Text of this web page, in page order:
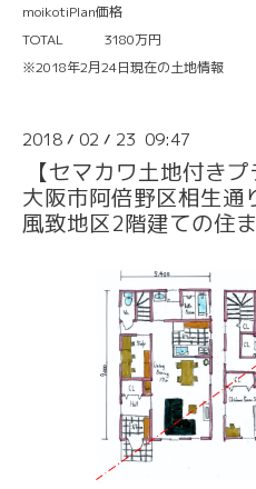
moikotiPlan価格
TOTAL 3180万円
※2018年2月24日現在の土地情報
2018 / 02 / 23 09:47
【セマカワ土地付きプ
大阪市阿倍野区相生通
風致地区2階建ての住